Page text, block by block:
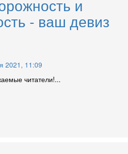
и
- ваш девиз
2021, 11:09
читатели!...